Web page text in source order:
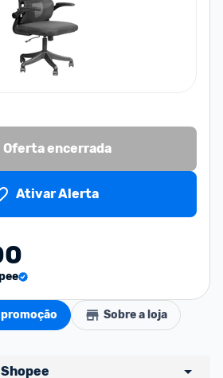
Oferta encerrada
Ativar Alerta
Sobre a loja